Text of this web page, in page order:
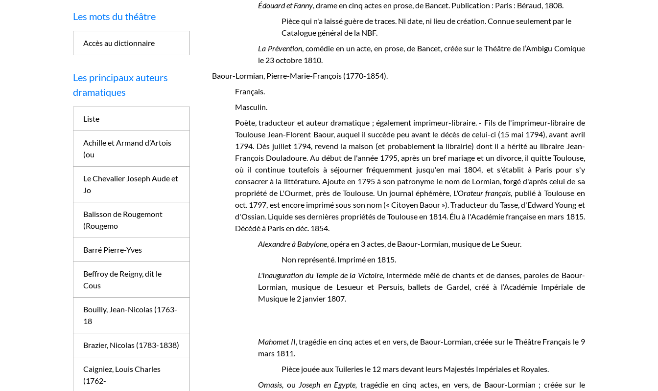
Édouard et Fanny,drame en cinq actes en prose, de Bancet. Publication : Paris : Béraud, 1808.
Pièce qui n'a laissé guère de traces. Ni date, ni lieu de création. Connue seulement par le
Catalogue général de la NBF.
La Prévention, comédie en un acte, en prose, de Bancet, créée sur le Théâtre de l’Ambigu Comique
le 23 octobre 1810.
Baour-Lormian, Pierre-Marie-François (1770-1854).
Français.
Masculin.
Poète, traducteur et auteur dramatique ; également imprimeur-libraire. - Fils de l'imprimeur-libraire de
Toulouse Jean-Florent Baour, auquel il succède peu avant le décès de celui-ci (15 mai 1794), avant avril
1794. Dès juillet 1794, revend la maison (et probablement la librairie) dont il a hérité au libraire Jean-
François Douladoure. Au début de l'année 1795, après un bref mariage et un divorce, il quitte Toulouse,
où il continue toutefois à séjourner fréquemment jusqu'en mai 1804, et s'établit à Paris pour s'y
consacrer à la littérature. Ajoute en 1795 à son patronyme le nom de Lormian, forgé d'après celui de sa
propriété de L'Ourmet, près de Toulouse. Un journal éphémère, L'Orateur français, publié à Toulouse en
oct. 1797, est encore imprimé sous son nom (« Citoyen Baour »). Traducteur du Tasse, d'Edward Young et
d'Ossian. Liquide ses dernières propriétés de Toulouse en 1814. Élu à l'Académie française en mars 1815.
Décédé à Paris en déc. 1854.
Alexandre à Babylone, opéra en 3 actes, de Baour-Lormian, musique de Le Sueur.
Non représenté. Imprimé en 1815.
L'Inauguration du Temple de la Victoire, intermède mêlé de chants et de danses, paroles de Baour-
Lormian, musique de Lesueur et Persuis, ballets de Gardel, créé à l’Académie Impériale de
Musique le 2 janvier 1807.
Mahomet II, tragédie en cinq actes et en vers, de Baour-Lormian, créée sur le Théâtre Français le 9
mars 1811.
Pièce jouée aux Tuileries le 12 mars devant leurs Majestés Impériales et Royales.
Omasis, ou Joseph en Egypte, tragédie en cinq actes, en vers, de Baour-Lormian ; créée sur le
Les mots du théâtre
Accès au dictionnaire
Les principaux auteurs
dramatiques
Liste
Achille et Armand d’Artois
(ou
Le Chevalier Joseph Aude et
Jo
Balisson de Rougemont
(Rougemo
Barré Pierre-Yves
Beffroy de Reigny, dit le
Cous
Bouilly, Jean-Nicolas (1763-
18
Brazier, Nicolas (1783-1838)
Caigniez, Louis Charles
(1762-